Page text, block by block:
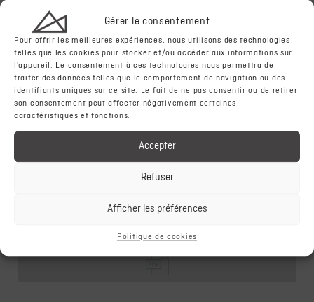
Gérer le consentement
Pour offrir les meilleures expériences, nous utilisons des technologies
telles que les cookies pour stocker et/ou accéder aux informations sur
l'appareil. Le consentement à ces technologies nous permettra de
traiter des données telles que le comportement de navigation ou des
identifiants uniques sur ce site. Le fait de ne pas consentir ou de retirer
son consentement peut affecter négativement certaines
caractéristiques et fonctions.
Accepter
Refuser
Afficher les préférences
Politique de cookies
2021 2020 2019
RÉSULTATS TRIMESTRIELS
Q1 Q2 Q3 YE
ROADSHOWS
JUIL